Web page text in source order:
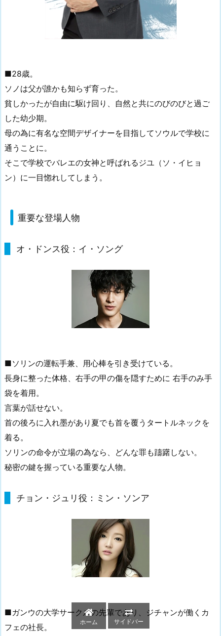
■28歳。
ソノは父が誰かも知らず育った。
貧しかったが自由に駆け回り、自然と共にのびのびと過ご
した幼少期。
母の為に有名な空間デザイナーを目指してソウルで学校に
通うことに。
そこで学校でバレエの女神と呼ばれるジユ（ソ・イヒョ
ン）に一目惚れしてしまう。
重要な登場人物
オ・ドンス役：イ・ソング
■ソリンの運転手兼、用心棒を引き受けている。
長身に整った体格、右手の甲の傷を隠すために 右手のみ手
袋を着用。
言葉が話せない。
首の後ろに入れ墨があり夏でも首を覆うタートルネックを
着る。
ソリンの命令が立場の為なら、どんな罪も躊躇しない。
秘密の鍵を握っている重要な人物。
チョン・ジュリ役：ミン・ソンア
■ガンウの大学サークルの先輩であり、ジチャンが働くカ
フェの社長。
ホーム サイドバー